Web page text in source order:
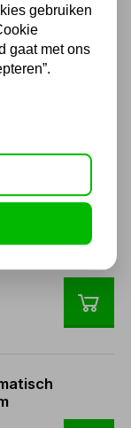
+31
15M
gebruiken
gaat met ons